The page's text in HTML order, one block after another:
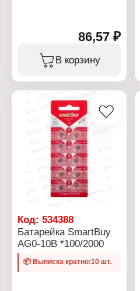
Химическое свойство:
Напряжение: 4,5 В
Количество в упаковке: 1
Размер: 65х61х22 мм
Условия хранения: от -20
Химический состав:
цинк-карбон, углеродно-
цинковый, солевой
Упаковка:
термоусадочная пленка
86,57 ₽
В корзину
Код: 534388
Батарейка SmartBuy
AG0-10B *100/2000
📦 Выписка кратно:10 шт.